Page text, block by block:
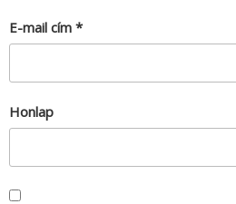
E-mail cím *
Honlap